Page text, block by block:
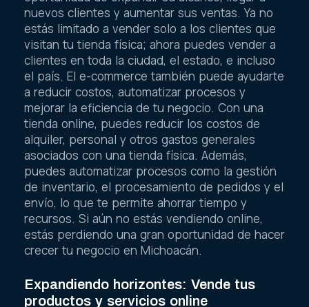
nuevos clientes y aumentar sus ventas. Ya no
estás limitado a vender solo a los clientes que
visitan tu tienda física; ahora puedes vender a
clientes en toda la ciudad, el estado, e incluso
el país. El e-commerce también puede ayudarte
a reducir costos, automatizar procesos y
mejorar la eficiencia de tu negocio. Con una
tienda online, puedes reducir los costos de
alquiler, personal y otros gastos generales
asociados con una tienda física. Además,
puedes automatizar procesos como la gestión
de inventario, el procesamiento de pedidos y el
envío, lo que te permite ahorrar tiempo y
recursos. Si aún no estás vendiendo online,
estás perdiendo una gran oportunidad de hacer
crecer tu negocio en Michoacán.
Expandiendo horizontes: Vende tus
productos y servicios online